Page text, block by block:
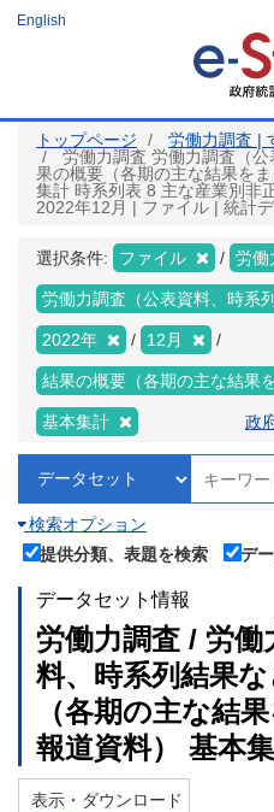
ツ
English
トップページ
労働力調査 |
労働力調査 労働力調査（
果の概要（各期の主な結果を
集計 時系列表 8 主な産業別非
2022年12月 | ファイル | 統計
選択条件: ファイル 労働
労働力調査（公表資料、時系
2022年 12月
結果の概要（各期の主な結果
基本集計 政
検索オプション
提供分類、表題を検索
デ
データセット情報
労働力調査 / 労働
料、時系列結果
（各期の主な結
報道資料） 基本
表示・ダウンロード